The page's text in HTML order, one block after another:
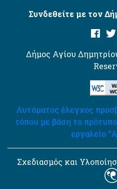
Συνδεθείτε με τον
Δήμος Αγίου
Αυτόματος έλεγχος
τόπου με βάση το
εργαλείο
Σχεδιασμός και